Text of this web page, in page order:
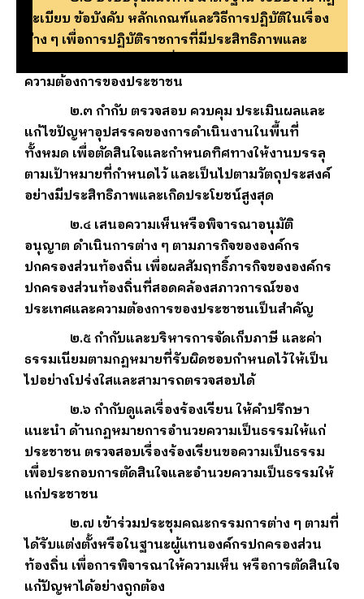
ระเบียบ ข้อบังคับ หลักเกณฑ์และวิธีการปฏิบัติในเรื่อง
ต่าง ๆ เพื่อการปฏิบัติราชการที่มีประสิทธิภาพและ
ความต้องการของประชาชน
๒.๓ กำกับ ตรวจสอบ ควบคุม ประเมินผลและ
แก้ไขปัญหาอุปสรรคของการดำเนินงานในพื้นที่
ทั้งหมด เพื่อตัดสินใจและกำหนดทิศทางให้งานบรรลุ
ตามเป้าหมายที่กำหนดไว้ และเป็นไปตามวัตถุประสงค์
อย่างมีประสิทธิภาพและเกิดประโยชน์สูงสุด
๒.๔ เสนอความเห็นหรือพิจารณาอนุมัติ
อนุญาต ดำเนินการต่าง ๆ ตามภารกิจขององค์กร
ปกครองส่วนท้องถิ่น เพื่อผลสัมฤทธิ์ภารกิจขององค์กร
ปกครองส่วนท้องถิ่นที่สอดคล้องสภาวการณ์ของ
ประเทศและความต้องการของประชาชนเป็นสำคัญ
๒.๕ กำกับและบริหารการจัดเก็บภาษี และค่า
ธรรมเนียมตามกฏหมายที่รับผิดชอบกำหนดไว้ให้เป็น
ไปอย่างโปร่งใสและสามารถตรวจสอบได้
๒.๖ กำกับดูแลเรื่องร้องเรียน ให้คำปรึกษา
แนะนำ ด้านกฏหมายการอำนวยความเป็นธรรมให้แก่
ประชาชน ตรวจสอบเรื่องร้องเรียนขอความเป็นธรรม
เพื่อประกอบการตัดสินใจและอำนวยความเป็นธรรมให้
แก่ประชาชน
๒.๗ เข้าร่วมประชุมคณะกรรมการต่าง ๆ ตามที่
ได้รับแต่งตั้งหรือในฐานะผู้แทนองค์กรปกครองส่วน
ท้องถิ่น เพื่อการพิจารณาให้ความเห็น หรือการตัดสินใจ
แก้ปัญหาได้อย่างถูกต้อง